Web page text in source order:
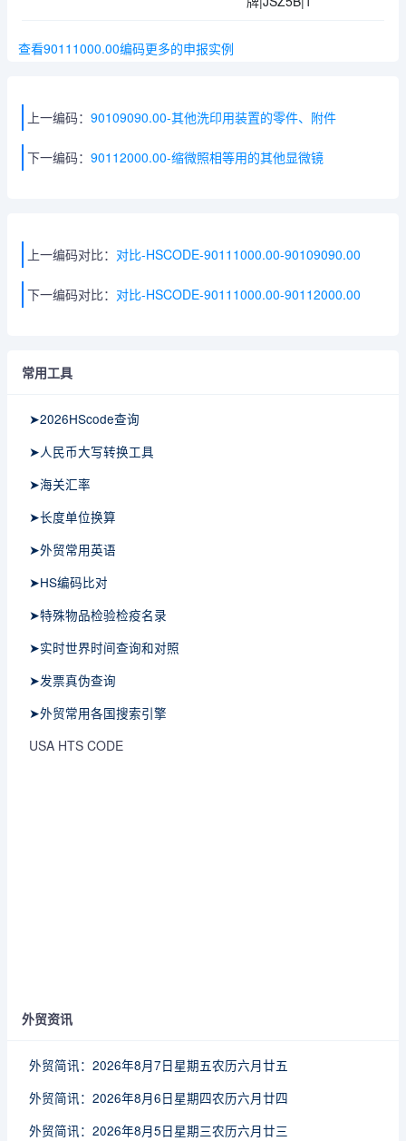
查看90111000.00编码更多的申报实例
上一编码： 90109090.00-其他洗印用装置的零件、附件
下一编码： 90112000.00-缩微照相等用的其他显微镜
上一编码对比： 对比-HSCODE-90111000.00-90109090.00
下一编码对比： 对比-HSCODE-90111000.00-90112000.00
常用工具
➤2026HScode查询
➤人民币大写转换工具
➤海关汇率
➤长度单位换算
➤外贸常用英语
➤HS编码比对
➤特殊物品检验检疫名录
➤实时世界时间查询和对照
➤发票真伪查询
➤外贸常用各国搜索引擎
USA HTS CODE
外贸资讯
外贸简讯：2026年8月7日星期五农历六月廿五
外贸简讯：2026年8月6日星期四农历六月廿四
外贸简讯：2026年8月5日星期三农历六月廿三